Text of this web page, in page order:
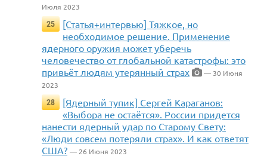
Июля 2023
25
[Статья+интервью] Тяжкое, но
необходимое решение. Применение
ядерного оружия может уберечь
человечество от глобальной катастрофы: это
привьёт людям утерянный страх
— 30 Июня
2023
28
[Ядерный тупик] Сергей Караганов:
«Выбора не остаётся». России придется
нанести ядерный удар по Старому Свету:
«Люди совсем потеряли страх». И как ответят
США? — 26 Июня 2023